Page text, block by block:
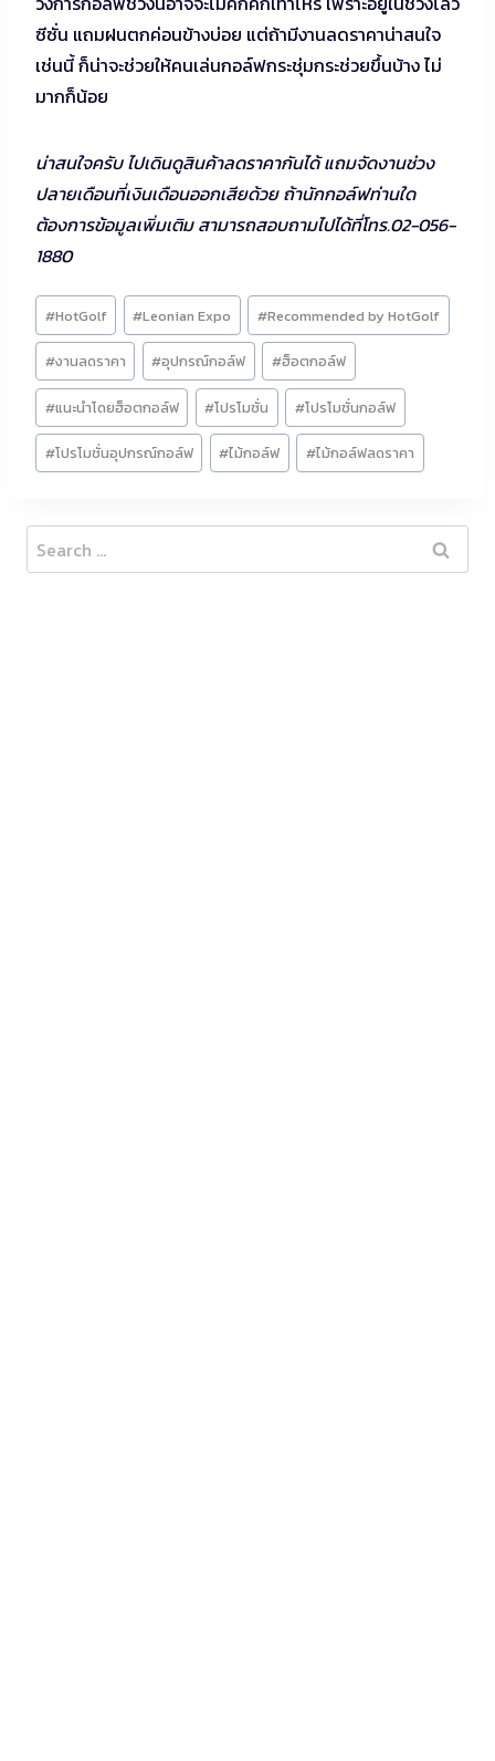
ซีซั่น แถมฝนตกค่อนข้างบ่อย แต่ถ้ามีงานลดราคาน่าสนใจ
เช่นนี้ ก็น่าจะช่วยให้คนเล่นกอล์ฟกระชุ่มกระช่วยขึ้นบ้าง ไม่
มากก็น้อย
น่าสนใจครับ ไปเดินดูสินค้าลดราคากันได้ แถมจัดงานช่วง
ปลายเดือนที่เงินเดือนออกเสียด้วย ถ้านักกอล์ฟท่านใด
ต้องการข้อมูลเพิ่มเติม สามารถสอบถามไปได้ที่โทร.02-056-
1880
Post
Tags:
#HotGolf #Leonian Expo #Recommended by HotGolf
#งานลดราคา #อุปกรณ์กอล์ฟ #ฮ็อตกอล์ฟ
#แนะนำโดยฮ็อตกอล์ฟ #โปรโมชั่น #โปรโมชั่นกอล์ฟ
#โปรโมชั่นอุปกรณ์กอล์ฟ #ไม้กอล์ฟ #ไม้กอล์ฟลดราคา
Search
for: